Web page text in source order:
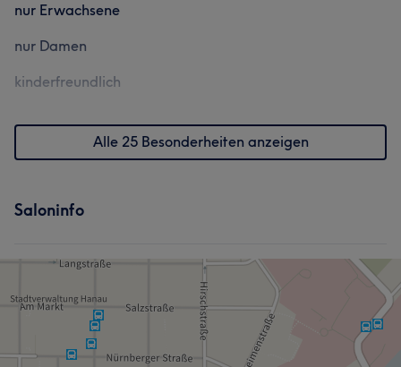
nur Erwachsene
nur Damen
kinderfreundlich
Alle 25 Besonderheiten anzeigen
Saloninfo